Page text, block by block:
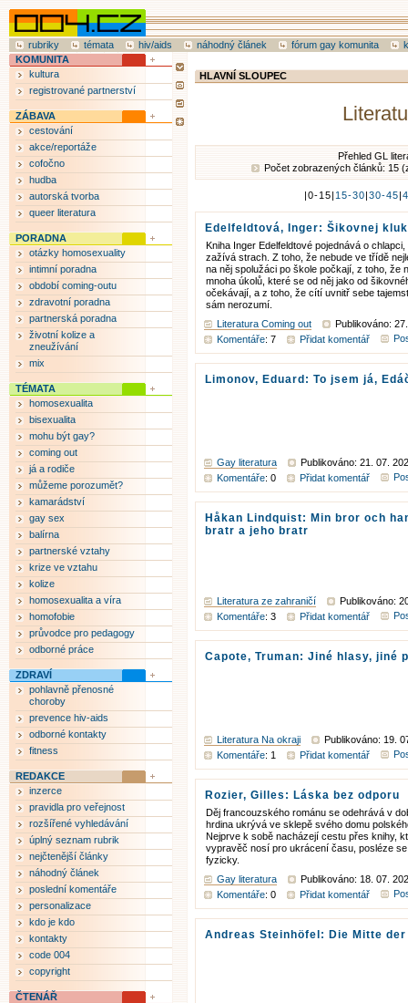
rubriky témata hiv/aids náhodný článek fórum gay komunita
HLAVNÍ SLOUPEC
Přehled GL
Počet zobrazených článků: 15
|0-15| 15-30|30-45|
Edelfeldtová, Inger: Šikovnej kluk
Kniha Inger Edelfeldtové pojednává o
zažívá strach. Z toho, že nebude ve třídě
na něj spolužáci po škole počkají, z toho, že
mnoha úkolů, které se od něj jako od
očekávají, a z toho, že cítí uvnitř sebe
sám nerozumí.
Literatura Coming out
Publikováno:
Komentáře: 7 Přidat komentář
Limonov, Eduard: To jsem já,
Gay literatura
Publikováno: 21. 07.
Komentáře: 0 Přidat komentář
Håkan Lindquist: Min bror och
bratr a jeho bratr
Literatura ze zahraničí
Publikováno:
Komentáře: 3 Přidat komentář
Capote, Truman: Jiné hlasy, jiné
Literatura Na okraji
Publikováno: 19.
Komentáře: 1 Přidat komentář
Rozier, Gilles: Láska bez odporu
Děj francouzského románu se odehrává v
hrdina ukrývá ve sklepě svého domu
Nejprve k sobě nacházejí cestu přes knihy,
vypravěč nosí pro ukrácení času, posléze
fyzicky.
Gay literatura
Publikováno: 18. 07.
Komentáře: 0 Přidat komentář
Andreas Steinhöfel: Die Mitte der
KOMUNITA
kultura
registrované partnerství
ZÁBAVA
cestování
akce/reportáže
cofočno
hudba
autorská tvorba
queer literatura
PORADNA
otázky homosexuality
intimní poradna
období coming-outu
zdravotní poradna
partnerská poradna
životní kolize a
zneužívání
mix
TÉMATA
homosexualita
bisexualita
mohu být gay?
coming out
já a rodiče
můžeme porozumět?
kamarádství
gay sex
balírna
partnerské vztahy
krize ve vztahu
kolize
homosexualita a víra
homofobie
průvodce pro pedagogy
odborné práce
ZDRAVÍ
pohlavně přenosné
choroby
prevence hiv-aids
odborné kontakty
fitness
REDAKCE
inzerce
pravidla pro veřejnost
rozšířené vyhledávání
úplný seznam rubrik
nejčtenější články
náhodný článek
poslední komentáře
personalizace
kdo je kdo
kontakty
code 004
copyright
ČTENÁŘ